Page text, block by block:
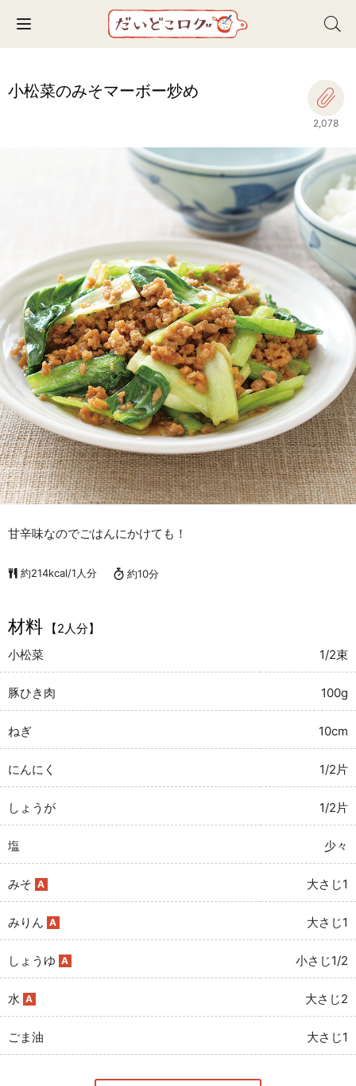
Toggle navigation
小松菜のみそマーボー炒め
2,078
甘辛味なのでごはんにかけても！
約214kcal/1人分 約10分
材料
【2人分】
小松菜
1/2束
豚ひき肉 100g
ねぎ 10cm
にんにく 1/2片
しょうが 1/2片
塩 少々
みそ A 大さじ1
みりん A 大さじ1
しょうゆ A 小さじ1/2
水 A 大さじ2
ごま油 大さじ1